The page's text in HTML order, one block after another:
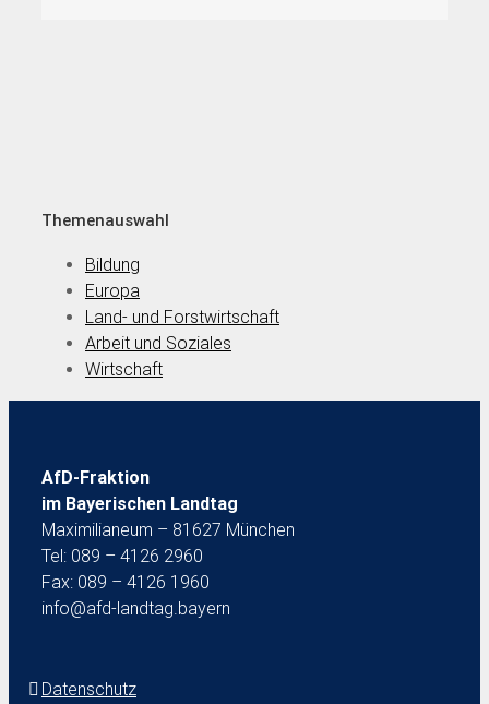
Themenauswahl
Bildung
Europa
Land- und Forstwirtschaft
Arbeit und Soziales
Wirtschaft
AfD-Fraktion
im Bayerischen Landtag
Maximilianeum – 81627 München
Tel: 089 – 4126 2960
Fax: 089 – 4126 1960
info@afd-landtag.bayern
Datenschutz